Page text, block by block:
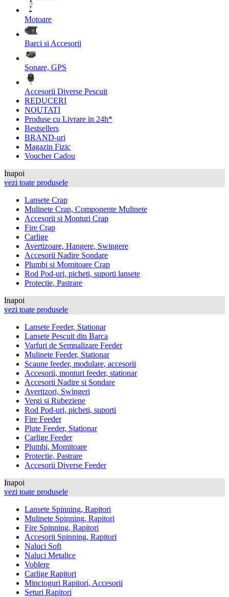
Motoare
Barci si Accesorii
Sonare, GPS
Accesorii Diverse Pescuit
REDUCERI
NOUTATI
Produse cu Livrare in 24h*
Bestsellers
BRAND-uri
Magazin Fizic
Voucher Cadou
Inapoi
vezi toate produsele
Lansete Crap
Mulinete Crap, Componente Mulinete
Accesorii si Monturi Crap
Fire Crap
Carlige
Avertizoare, Hangere, Swingere
Accesorii Nadire Sondare
Plumbi si Momitoare Crap
Rod Pod-uri, picheti, suporti lansete
Protectie, Pastrare
Inapoi
vezi toate produsele
Lansete Feeder, Stationar
Lansete Pescuit din Barca
Varfuri de Semnalizare Feeder
Mulinete Feeder, Stationar
Scaune feeder, modulare, accesorii
Accesorii, monturi feeder, stationar
Accesorii Nadire si Sondare
Avertizori, Swingeri
Vergi si Rubeziene
Rod Pod-uri, picheti, suporti
Fire Feeder
Plute Feeder, Stationar
Carlige Feeder
Plumbi, Momitoare
Protectie, Pastrare
Accesorii Diverse Feeder
Inapoi
vezi toate produsele
Lansete Spinning, Rapitori
Mulinete Spinning, Rapitori
Fire Spinning, Rapitori
Accesorii Spinning, Rapitori
Naluci Soft
Naluci Metalice
Voblere
Carlige Rapitori
Mincioguri Rapitori, Accesorii
Seturi Rapitori